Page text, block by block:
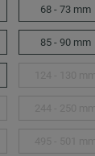
68 - 73 mm
85 - 90 mm